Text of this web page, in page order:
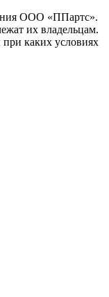
ООО «ППартс».
их владельцам.
каких условиях